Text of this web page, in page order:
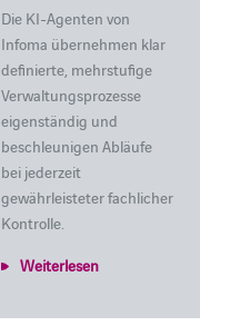
Die KI‑Agenten von
Infoma übernehmen klar
definierte, mehrstufige
Verwaltungsprozesse
eigenständig und
beschleunigen Abläufe
bei jederzeit
gewährleisteter fachlicher
Kontrolle.
Weiterlesen